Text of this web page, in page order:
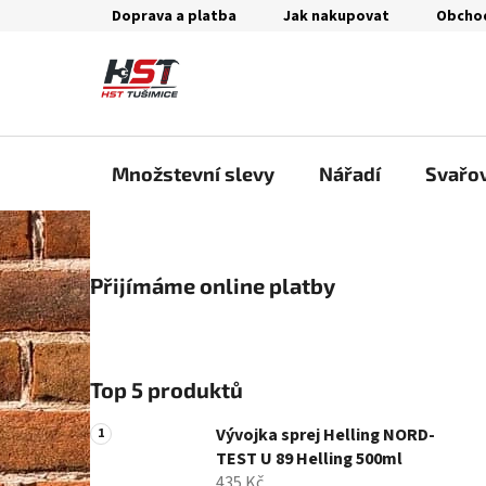
Doprava a platba Jak nakupovat
Množstevní slevy Nářadí
P
o
s
t
r
a
n
n
Přijímáme online platby
Top 5 produktů
Vývojka sprej Helling NORD-
TEST U 89 Helling 500ml